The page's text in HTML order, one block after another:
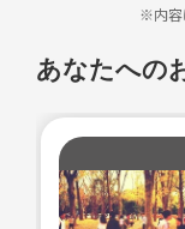
興味持たれた方は
①お名前
③未経験者or経験者
(希望ジャンルもあれば)
④初参加希望日
(↑書いていただくと
※内容
あなたへの